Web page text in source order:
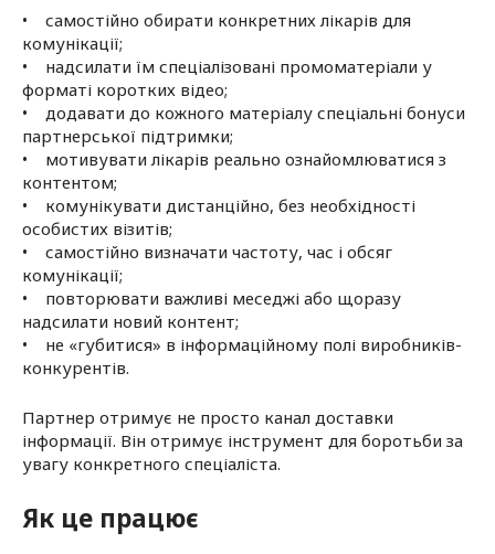
• самостійно обирати конкретних лікарів для
комунікації;
• надсилати їм спеціалізовані промоматеріали у
форматі коротких відео;
• додавати до кожного матеріалу спеціальні бонуси
партнерської підтримки;
• мотивувати лікарів реально ознайомлюватися з
контентом;
• комунікувати дистанційно, без необхідності
особистих візитів;
• самостійно визначати частоту, час і обсяг
комунікації;
• повторювати важливі меседжі або щоразу
надсилати новий контент;
• не «губитися» в інформаційному полі виробників-
конкурентів.
Партнер отримує не просто канал доставки
інформації. Він отримує інструмент для боротьби за
увагу конкретного спеціаліста.
Як це працює